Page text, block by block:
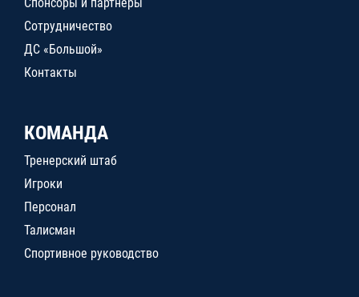
Сотрудничество
ДС «Большой»
Контакты
КОМАНДА
Тренерский штаб
Игроки
Персонал
Талисман
Спортивное руководство